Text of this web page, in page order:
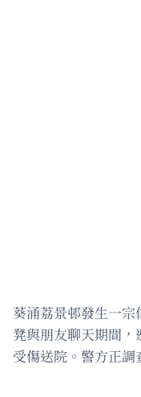
葵涌荔景邨發生一
凳與朋友聊天期間
受傷送院。警方正調